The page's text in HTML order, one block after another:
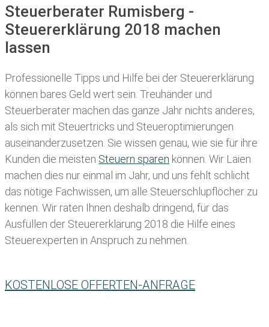
Steuerberater Rumisberg -
Steuererklärung 2018 machen
lassen
Professionelle Tipps und Hilfe bei der Steuererklärung
können bares Geld wert sein. Treuhänder und
Steuerberater machen das ganze Jahr nichts anderes,
als sich mit Steuertricks und Steueroptimierungen
auseinanderzusetzen. Sie wissen genau, wie sie für ihre
Kunden die meisten Steuern sparen können. Wir Laien
machen dies nur einmal im Jahr, und uns fehlt schlicht
das nötige Fachwissen, um alle Steuerschlupflöcher zu
kennen. Wir raten Ihnen deshalb dringend, für das
Ausfüllen der Steuererklärung 2018 die Hilfe eines
Steuerexperten in Anspruch zu nehmen.
KOSTENLOSE OFFERTEN-ANFRAGE